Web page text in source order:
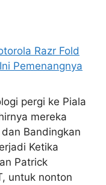
pergi ke Piala
mereka
Bandingkan
Ketika
Patrick
untuk nonton